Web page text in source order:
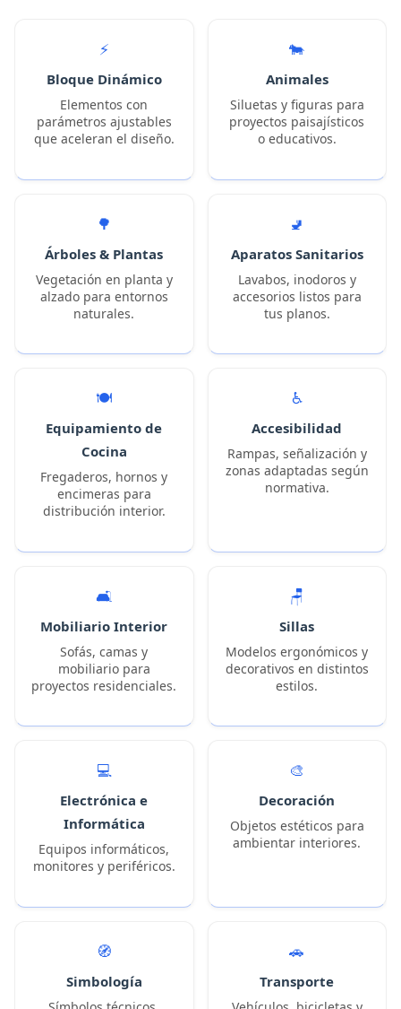
⚡
Bloque Dinámico
Elementos con
parámetros ajustables
que aceleran el diseño.
🐄
Animales
Siluetas y figuras para
proyectos paisajísticos
o educativos.
🌳
Árboles & Plantas
Vegetación en planta y
alzado para entornos
naturales.
🚽
Aparatos Sanitarios
Lavabos, inodoros y
accesorios listos para
tus planos.
🍽️
Equipamiento de
Cocina
Fregaderos, hornos y
encimeras para
distribución interior.
♿
Accesibilidad
Rampas, señalización y
zonas adaptadas según
normativa.
🛋️
Mobiliario Interior
Sofás, camas y
mobiliario para
proyectos residenciales.
🪑
Sillas
Modelos ergonómicos y
decorativos en distintos
estilos.
💻
Electrónica e
Informática
Equipos informáticos,
monitores y periféricos.
🎨
Decoración
Objetos estéticos para
ambientar interiores.
🧭
Simbología
🚗
Transporte